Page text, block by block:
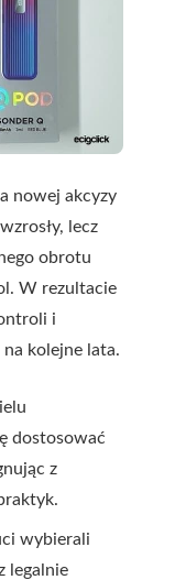
nowej akcyzy
lecz
obrotu
W rezultacie
i
kolejne lata.
dostosować
z
wybierali
legalnie